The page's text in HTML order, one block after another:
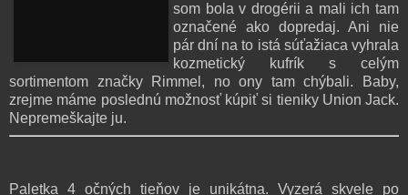
som bola v drogérii a mali ich tam
označené ako dopredaj. Ani nie
pár dní na to istá súťažiaca vyhrala
kozmetický kufrík s celým
sortimentom značky Rimmel, no ony tam chýbali. Baby,
zrejme máme poslednú možnosť kúpiť si tieniky Union Jack.
Nepremeškajte ju.
Paletka 4 očných tieňov je unikátna. Vyzerá skvele po